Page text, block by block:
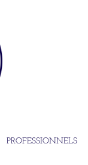
PROFESSIONNELS